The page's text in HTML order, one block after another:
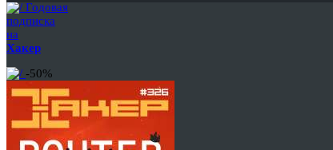
Годовая
подписка
на
Хакер
-50%